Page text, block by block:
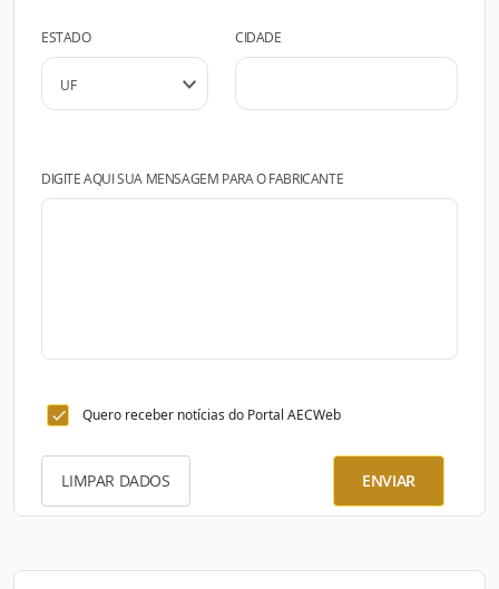
ESTADO CIDADE
DIGITE AQUI SUA MENSAGEM PARA O FABRICANTE
Quero receber notícias do Portal AECWeb
LIMPAR DADOS ENVIAR